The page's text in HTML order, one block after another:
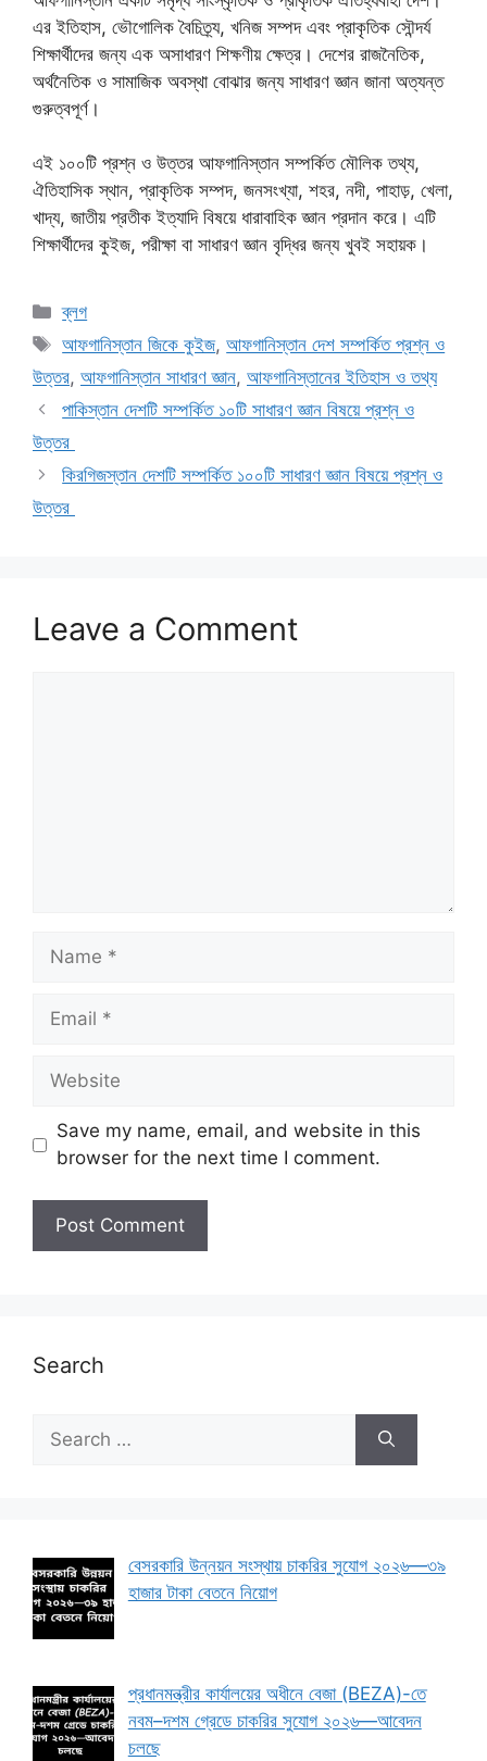
এর ইতিহাস, ভৌগোলিক বৈচিত্র্য, খনিজ সম্পদ এবং প্রাকৃতিক সৌন্দর্য
শিক্ষার্থীদের জন্য এক অসাধারণ শিক্ষণীয় ক্ষেত্র। দেশের রাজনৈতিক,
অর্থনৈতিক ও সামাজিক অবস্থা বোঝার জন্য সাধারণ জ্ঞান জানা অত্যন্ত
গুরুত্বপূর্ণ।
এই ১০০টি প্রশ্ন ও উত্তর আফগানিস্তান সম্পর্কিত মৌলিক তথ্য,
ঐতিহাসিক স্থান, প্রাকৃতিক সম্পদ, জনসংখ্যা, শহর, নদী, পাহাড়, খেলা,
খাদ্য, জাতীয় প্রতীক ইত্যাদি বিষয়ে ধারাবাহিক জ্ঞান প্রদান করে। এটি
শিক্ষার্থীদের কুইজ, পরীক্ষা বা সাধারণ জ্ঞান বৃদ্ধির জন্য খুবই সহায়ক।
Categories
ব্লগ
Tags
আফগানিস্তান জিকে কুইজ,আফগানিস্তান দেশ সম্পর্কিত প্রশ্ন ও
উত্তর, আফগানিস্তান সাধারণ জ্ঞান, আফগানিস্তানের ইতিহাস ও তথ্য
পাকিস্তান দেশটি সম্পর্কিত ১০টি সাধারণ জ্ঞান বিষয়ে প্রশ্ন ও
উত্তর
কিরগিজস্তান দেশটি সম্পর্কিত ১০০টি সাধারণ জ্ঞান বিষয়ে প্রশ্ন ও
উত্তর
Leave a Comment
Name
Email
Website
Save my name, email, and website in this
browser for the next time I comment.
Search
for:
বেসরকারি উন্নয়ন সংস্থায় চাকরির সুযোগ ২০২৬—৩৯
হাজার টাকা বেতনে নিয়োগ
প্রধানমন্ত্রীর কার্যালয়ের অধীনে বেজা (BEZA)-তে
নবম–দশম গ্রেডে চাকরির সুযোগ ২০২৬—আবেদন
চলছে